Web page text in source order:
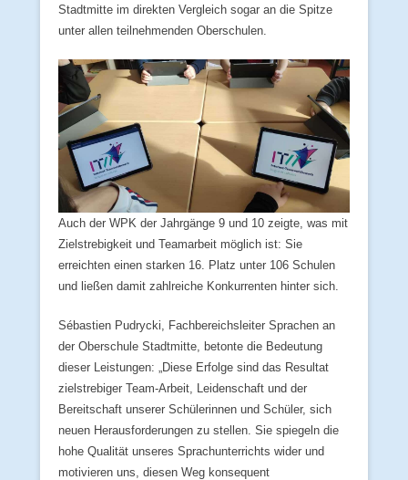
Stadtmitte im direkten Vergleich sogar an die Spitze
unter allen teilnehmenden Oberschulen.
Auch der WPK der Jahrgänge 9 und 10 zeigte, was mit
Zielstrebigkeit und Teamarbeit möglich ist: Sie
erreichten einen starken 16. Platz unter 106 Schulen
und ließen damit zahlreiche Konkurrenten hinter sich.
Sébastien Pudrycki, Fachbereichsleiter Sprachen an
der Oberschule Stadtmitte, betonte die Bedeutung
dieser Leistungen: „Diese Erfolge sind das Resultat
zielstrebiger Team-Arbeit, Leidenschaft und der
Bereitschaft unserer Schülerinnen und Schüler, sich
neuen Herausforderungen zu stellen. Sie spiegeln die
hohe Qualität unseres Sprachunterrichts wider und
motivieren uns, diesen Weg konsequent